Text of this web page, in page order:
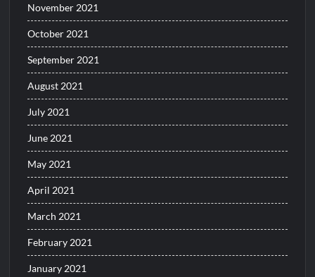
November 2021
October 2021
September 2021
August 2021
July 2021
June 2021
May 2021
April 2021
March 2021
February 2021
January 2021